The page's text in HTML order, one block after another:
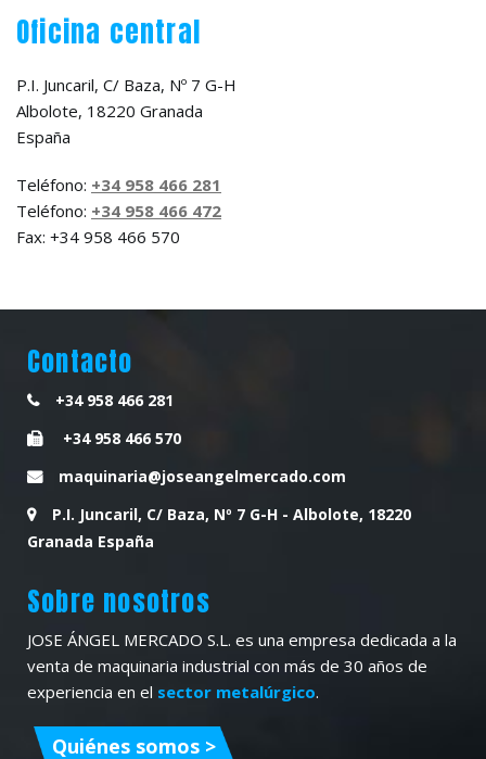
Oficina central
P.I. Juncaril, C/ Baza, Nº 7 G-H
Albolote, 18220 Granada
España
Teléfono: +34 958 466 281
Teléfono: +34 958 466 472
Fax: +34 958 466 570
Contacto
+34 958 466 281
+34 958 466 570
maquinaria@joseangelmercado.com
P.I. Juncaril, C/ Baza, Nº 7 G-H - Albolote, 18220
Granada España
Sobre nosotros
JOSE ÁNGEL MERCADO S.L. es una empresa dedicada a la
venta de maquinaria industrial con más de 30 años de
experiencia en el sector metalúrgico.
Quiénes somos >